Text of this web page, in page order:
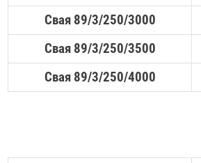
Свая 89/3/250/3000
Свая 89/3/250/3500
Свая 89/3/250/4000